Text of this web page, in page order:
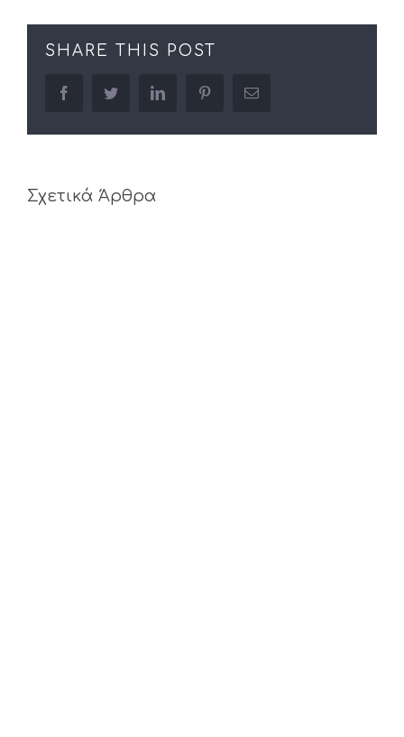
SHARE THIS POST
facebooktwitter linkedin pinterestEmail
Σχετικά Άρθρα